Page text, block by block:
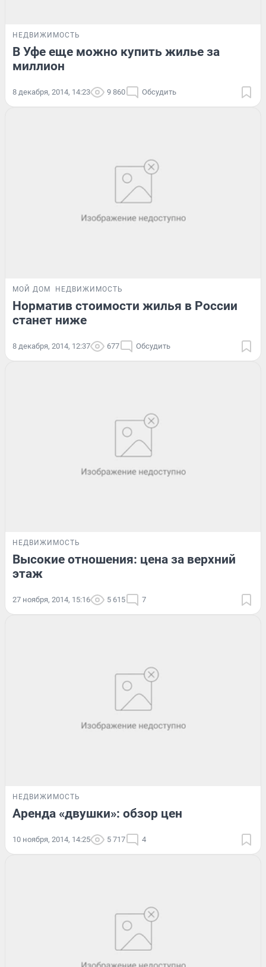
НЕДВИЖИМОСТЬ
В Уфе еще можно купить жилье за
миллион
8 декабря, 2014, 14:23 9 860 Обсудить
МОЙ ДОМ НЕДВИЖИМОСТЬ
Норматив стоимости жилья в России
станет ниже
8 декабря, 2014, 12:37 677 Обсудить
НЕДВИЖИМОСТЬ
Высокие отношения: цена за верхний
этаж
27 ноября, 2014, 15:16 5 615 7
НЕДВИЖИМОСТЬ
Аренда «двушки»: обзор цен
10 ноября, 2014, 14:25 5 717 4